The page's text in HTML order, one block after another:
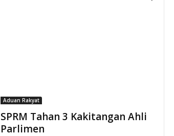
Aduan Rakyat
SPRM Tahan 3 Kakitangan Ahli
Parlimen